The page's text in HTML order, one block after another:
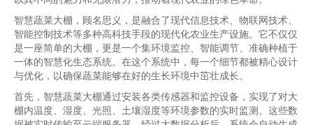
智慧蔬菜大棚，顾名思义，是融合了现代信息技术、物联网技术、
智能控制技术等多种高科技手段的现代化农业生产设施。它不仅仅
是一座简单的大棚，更是一个集环境监控、智能调节、准确种植于
一体的智慧化生态系统。在这个系统中，每一个细节都被精心设计
与优化，以确保蔬菜能够在好的生长环境中茁壮成长。
首先，智慧蔬菜大棚通过安装各类传感器和监控设备，实现了对大
棚内温度、湿度、光照、土壤湿度等环境参数的实时监测。这些数